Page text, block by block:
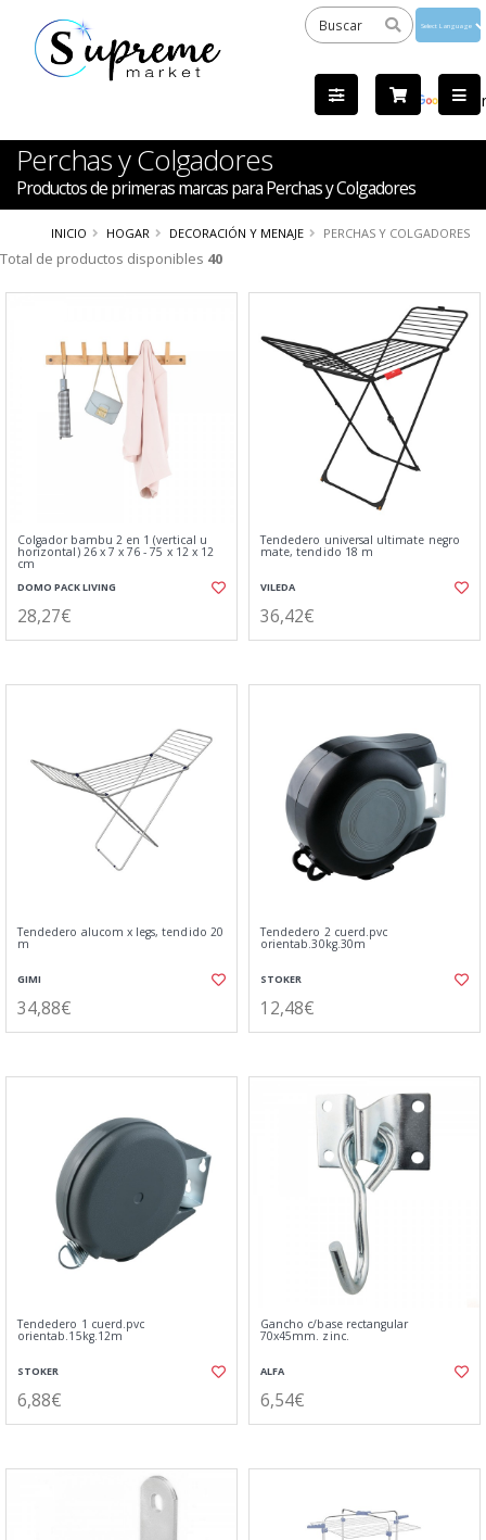
by
Perchas y Colgadores
Productos de primeras marcas para Perchas y Colgadores
INICIO HOGAR DECORACIÓN Y MENAJE PERCHAS Y COLGADORES
Total de productos disponibles 40
Colgador bambu 2 en 1 (vertical u
horizontal) 26 x 7 x 76 - 75 x 12 x 12
cm
DOMO PACK LIVING
28,27€
Tendedero universal ultimate negro
mate, tendido 18 m
VILEDA
36,42€
Tendedero alucom x legs, tendido 20
m
GIMI
34,88€
Tendedero 2 cuerd.pvc
orientab.30kg.30m
STOKER
12,48€
Tendedero 1 cuerd.pvc
orientab.15kg.12m
STOKER
6,88€
Gancho c/base rectangular
70x45mm. zinc.
ALFA
6,54€